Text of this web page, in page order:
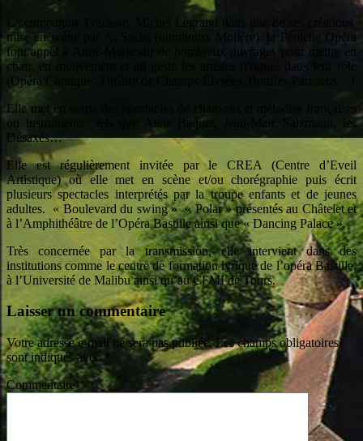
La compagnie Fracasse, Michel Legrand dans une de ses créations
mise en scène par A. Sachs (nombreux Molière), la Péniche Opéra
font appel à Anne-Marie sur de nombreux ouvrages pour mettre en
chair, en mouvement et en geste les artistes lyriques dans leur rôle
(Opéra Comique, Théâtre de Champs-Élysées, Bouffes Parisiens…)
Elle met en scène des spectacles de chansons et mélodies françaises
ou instruments tels que Anne Baquet, Jean-Marc Salzmann, les
Désaxés…
Elle est régulièrement invitée par le CREA (Centre d’Eveil
Artistique) où elle met en scène et/ou chorégraphie puis écrit
plusieurs spectacles interprétés par la troupe enfants et de jeunes
adultes. « Boulevard du swing » « Polar » présentés au Châtelet et
à l’Amphithéâtre de l’Opéra Bastille ainsi que « Dancing Palace ».
Très concernée par la transmission, elle intervient dans des
institutions comme le centre de formation lyrique de l’opéra Bastille,
à l’Université de Malibu ainsi qu’au CFMI de Tours.
Laisser un commentaire
Votre adresse e-mail ne sera pas publiée. Les champs obligatoires
sont indiqués avec*
Commentaire*